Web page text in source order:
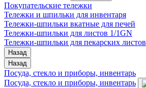
Покупательские тележки
Тележки и шпильки для инвентаря
Тележки-шпильки вкатные для печей
Тележки-шпильки для листов 1/1GN
Тележки-шпильки для пекарских листов
Назад
Назад
Посуда, стекло и приборы, инвентарь
Посуда, стекло и приборы, инвентарь